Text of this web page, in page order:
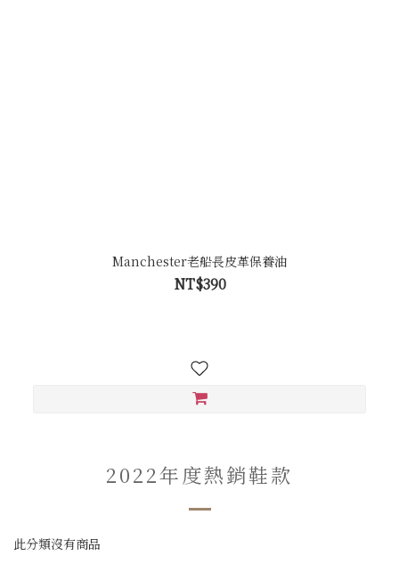
Manchester老船長皮革保養油
NT$390
2022年度熱銷鞋款
此分類沒有商品